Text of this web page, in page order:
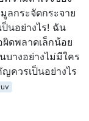
ลกระจัดกระจาย
นอย่างไร! ฉัน
ดพลาดเล็กน้อย
างอย่างไม่มีใคร
ควรเป็นอย่างไร